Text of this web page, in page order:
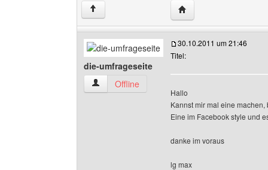
↑ Website dieses
die-umfrageseite
die-umfrageseite Benutzer-Profile anzeigen
Offline
30.10.2011 um 21:46
Titel:
Hallo
Kannst mir mal eine machen,
Eine im Facebook style und
danke im voraus
lg max